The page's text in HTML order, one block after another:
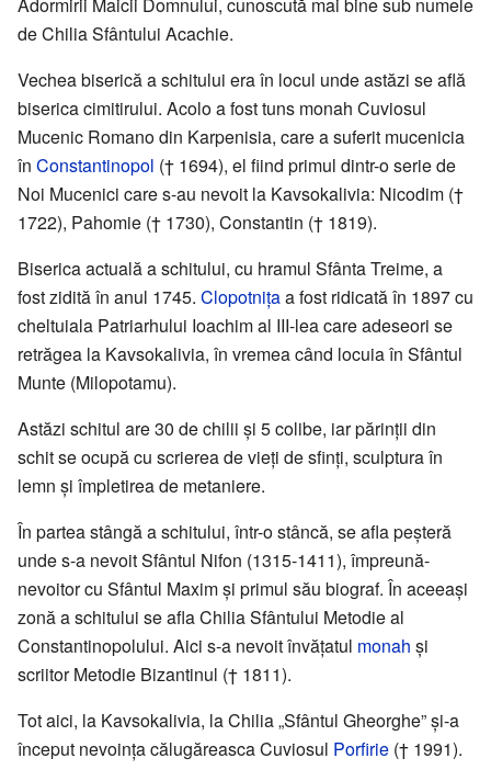
de Chilia Sfântului Acachie.
Vechea biserică a schitului era în locul unde astăzi se află
biserica cimitirului. Acolo a fost tuns monah Cuviosul
Mucenic Romano din Karpenisia, care a suferit mucenicia
în Constantinopol († 1694), el fiind primul dintr-o serie de
Noi Mucenici care s-au nevoit la Kavsokalivia: Nicodim (†
1722), Pahomie († 1730), Constantin († 1819).
Biserica actuală a schitului, cu hramul Sfânta Treime, a
fost zidită în anul 1745. Clopotnițaa fost ridicată în 1897 cu
cheltuiala Patriarhului Ioachim al III-lea care adeseori se
retrăgea la Kavsokalivia, în vremea când locuia în Sfântul
Munte (Milopotamu).
Astăzi schitul are 30 de chilii și 5 colibe, iar părinții din
schit se ocupă cu scrierea de vieți de sfinți, sculptura în
lemn și împletirea de metaniere.
În partea stângă a schitului, într-o stâncă, se afla peșteră
unde s-a nevoit Sfântul Nifon (1315-1411), împreună-
nevoitor cu Sfântul Maxim și primul său biograf. În aceeași
zonă a schitului se afla Chilia Sfântului Metodie al
Constantinopolului. Aici s-a nevoit învățatul monah și
scriitor Metodie Bizantinul († 1811).
Tot aici, la Kavsokalivia, la Chilia „Sfântul Gheorghe” și-a
început nevoința călugăreasca Cuviosul Porfirie († 1991).